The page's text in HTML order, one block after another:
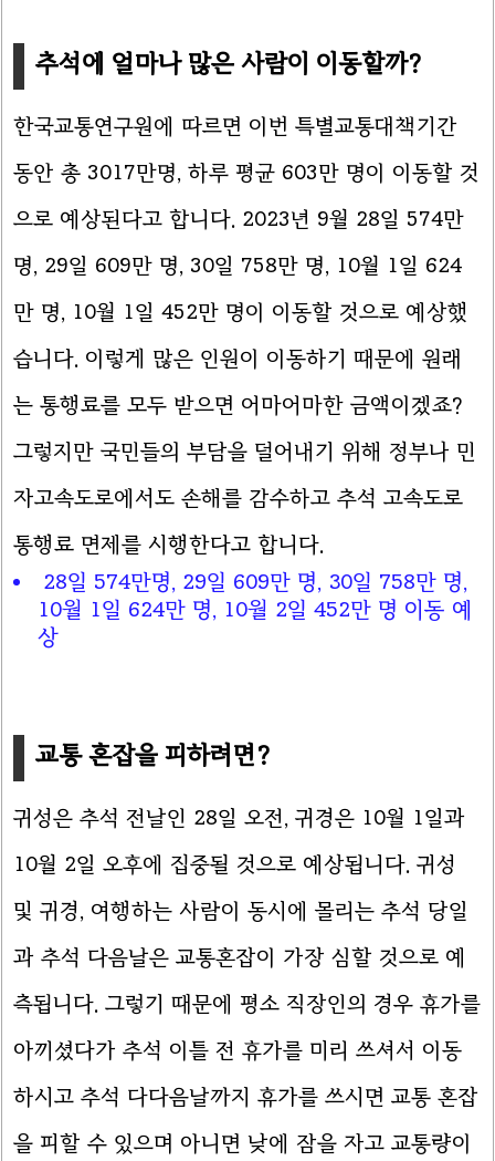
추석에 얼마나 많은 사람이 이동할까?
한국교통연구원에 따르면 이번 특별교통대책기간
동안 총 3017만명, 하루 평균 603만 명이 이동할 것
으로 예상된다고 합니다. 2023년 9월 28일 574만
명, 29일 609만 명, 30일 758만 명, 10월 1일 624
만 명, 10월 1일 452만 명이 이동할 것으로 예상했
습니다. 이렇게 많은 인원이 이동하기 때문에 원래
는 통행료를 모두 받으면 어마어마한 금액이겠죠?
그렇지만 국민들의 부담을 덜어내기 위해 정부나 민
자고속도로에서도 손해를 감수하고 추석 고속도로
통행료 면제를 시행한다고 합니다.
28일 574만명, 29일 609만 명, 30일 758만 명,
10월 1일 624만 명, 10월 2일 452만 명 이동 예
상
교통 혼잡을 피하려면?
귀성은 추석 전날인 28일 오전, 귀경은 10월 1일과
10월 2일 오후에 집중될 것으로 예상됩니다. 귀성
및 귀경, 여행하는 사람이 동시에 몰리는 추석 당일
과 추석 다음날은 교통혼잡이 가장 심할 것으로 예
측됩니다. 그렇기 때문에 평소 직장인의 경우 휴가를
아끼셨다가 추석 이틀 전 휴가를 미리 쓰셔서 이동
하시고 추석 다다음날까지 휴가를 쓰시면 교통 혼잡
을 피할 수 있으며 아니면 낮에 잠을 자고 교통량이